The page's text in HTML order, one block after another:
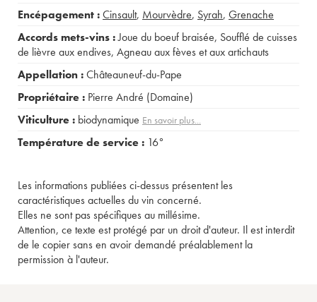
Encépagement :Cinsault, Mourvèdre, Syrah, Grenache
Accords mets-vins :Joue du boeuf braisée, Soufflé de cuisses
de lièvre aux endives, Agneau aux fèves et aux artichauts
Appellation :Châteauneuf-du-Pape
Propriétaire : Pierre André (Domaine)
Viticulture : biodynamique En savoir plus...
Température de service : 16°
Les informations publiées ci-dessus présentent les
caractéristiques actuelles du vin concerné.
Elles ne sont pas spécifiques au millésime.
Attention, ce texte est protégé par un droit d'auteur. Il est interdit
de le copier sans en avoir demandé préalablement la
permission à l'auteur.